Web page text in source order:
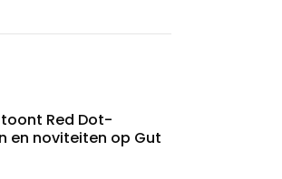
toont Red Dot-
en noviteiten op Gut